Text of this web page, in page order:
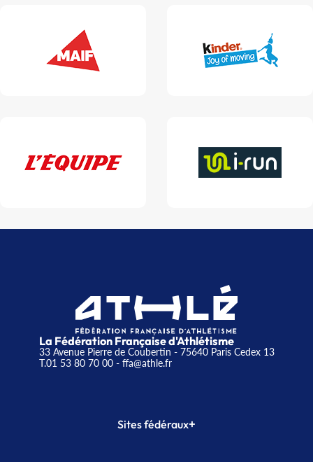
La Fédération Française d'Athlétisme
33 Avenue Pierre de Coubertin - 75640 Paris Cedex 13
T.01 53 80 70 00- ffa@athle.fr
Sites fédéraux+